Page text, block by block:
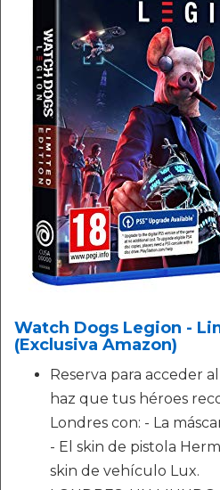
Watch Dogs Legion -
(Exclusiva Amazon)
Reserva para acceder
haz que tus héroes
Londres con: - La
- El skin de pistola
skin de vehículo Lux.